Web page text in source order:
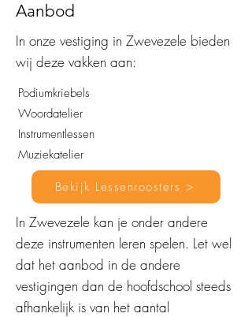
Aanbod
In onze vestiging in Zwevezele bieden
wij deze vakken aan:
Podiumkriebels
Woordatelier
Instrumentlessen
Muziekatelier
Bekijk Lessenroosters >
In Zwevezele kan je onder andere
deze instrumenten leren spelen. Let wel
dat het aanbod in de andere
vestigingen dan de hoofdschool steeds
afhankelijk is van het aantal